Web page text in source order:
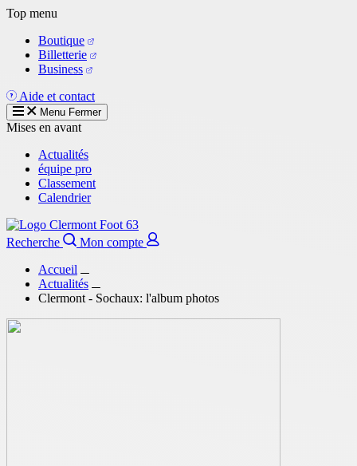
Aller
contenu
principal
Top menu
Boutique
Billetterie
Business
Aide et contact
Menu Fermer
Mises en avant
Actualités
équipe pro
Classement
Calendrier
Recherche
Mon compte
Accueil
Actualités
Clermont - Sochaux: l'album photos